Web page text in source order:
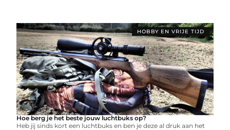
HOBBY EN VRIJE TIJD
Hoe berg je het beste jouw luchtbuks op?
Heb jij sinds kort een luchtbuks en ben je deze al druk aan het